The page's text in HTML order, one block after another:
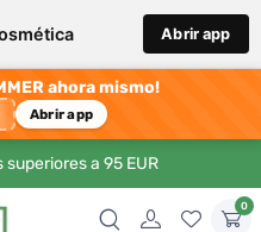
Abrir app
ahora mismo!
Abrir app
a 95 EUR
0